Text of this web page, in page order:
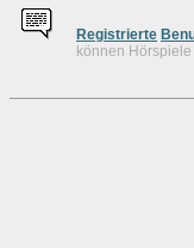
Registrierte
können